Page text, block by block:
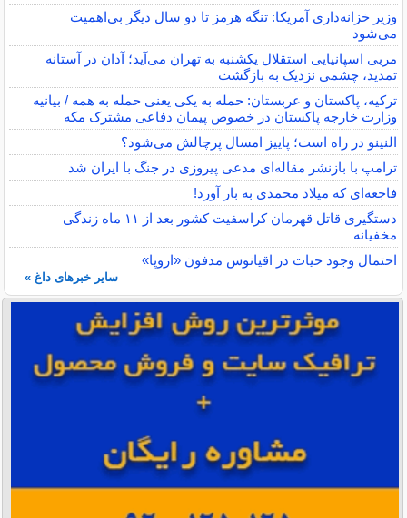
وزیر خزانه‌داری آمریکا: تنگه هرمز تا دو سال دیگر بی‌اهمیت
می‌شود
مربی اسپانیایی استقلال یکشنبه به تهران می‌آید؛ آدان در آستانه
تمدید، چشمی نزدیک به بازگشت
ترکیه، پاکستان و عربستان: حمله به یکی یعنی حمله به همه / بیانیه
وزارت خارجه پاکستان در خصوص پیمان دفاعی مشترک مکه
النینو در راه است؛ پاییز امسال پرچالش می‌شود؟
ترامپ با بازنشر مقاله‌ای مدعی پیروزی در جنگ با ایران شد
فاجعه‌ای که میلاد محمدی به بار آورد!
دستگیری قاتل قهرمان کراسفیت کشور بعد از ۱۱ ماه زندگی
مخفیانه
احتمال وجود حیات در اقیانوس مدفون «اروپا»
سایر خبرهای داغ »